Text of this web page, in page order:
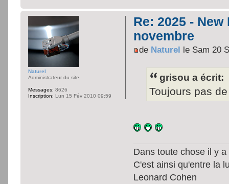
Re: 2025 -
novembre
de Naturel le Sam 20
grisou a écrit:
Toujours pas
Dans toute chose il y
C'est ainsi qu'entre la
Leonard Cohen
Naturel
Administrateur du site
Messages: 8626
Inscription: Lun 15 Fév 2010 09:59